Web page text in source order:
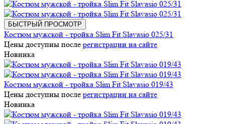
БЫСТРЫЙ ПРОСМОТР
Костюм мужской - тройка Slim Fit Slavasio 025/31
Цены доступны после регистрации на сайте
Новинка
Костюм мужской - тройка Slim Fit Slavasio 019/43
Цены доступны после регистрации на сайте
Новинка